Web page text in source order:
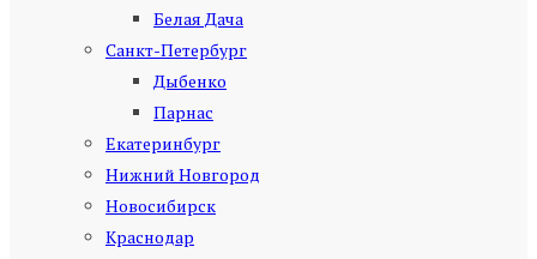
Белая Дача
Санкт-Петербург
Дыбенко
Парнас
Екатеринбург
Нижний Новгород
Новосибирск
Краснодар